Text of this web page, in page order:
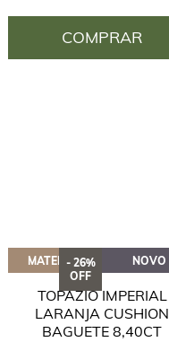
COMPRAR
- 26%
OFF
MATERIAL NOVO
TOPÁZIO IMPERIAL
LARANJA CUSHION
BAGUETE 8,40CT